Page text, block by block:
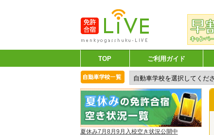
TOP ご利用ガイド
夏休み7月8月9月入校空き状況公開中